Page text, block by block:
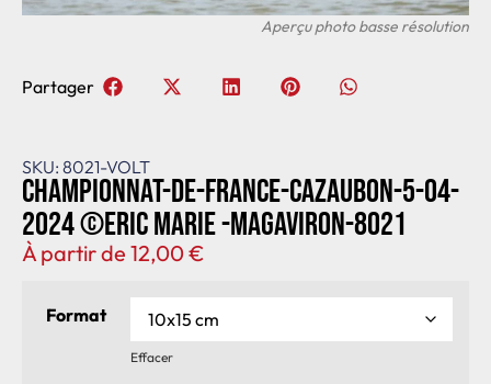
SKU: 8021-VOLT
Championnat-de-France-Cazaubon-5-04-
2024 ©Eric Marie -MagAviron-8021
À partir de 12,00€
Format
Effacer
Partager